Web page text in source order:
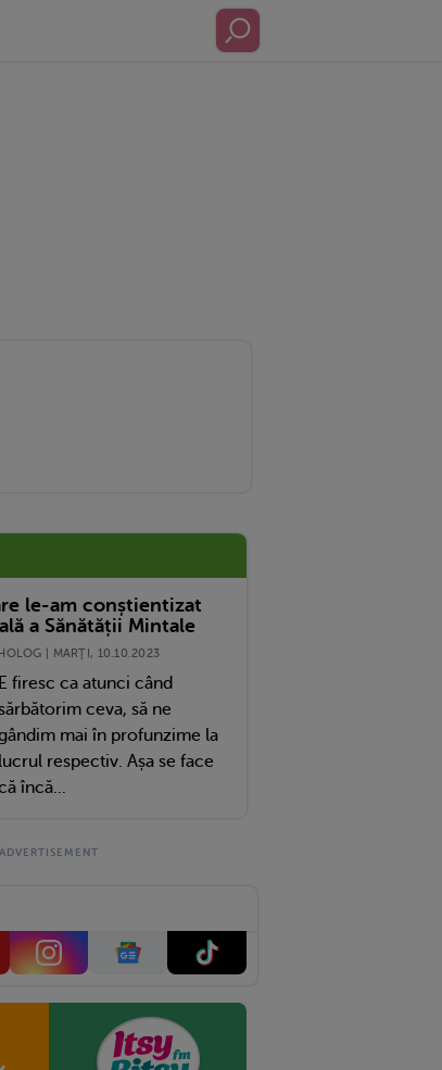
le-am conștientizat
a Sănătății Mintale
| MARŢI, 10.10.2023
E firesc ca atunci când
sărbătorim ceva, să ne
mai în profunzime la
lucrul respectiv. Așa se face
încă...